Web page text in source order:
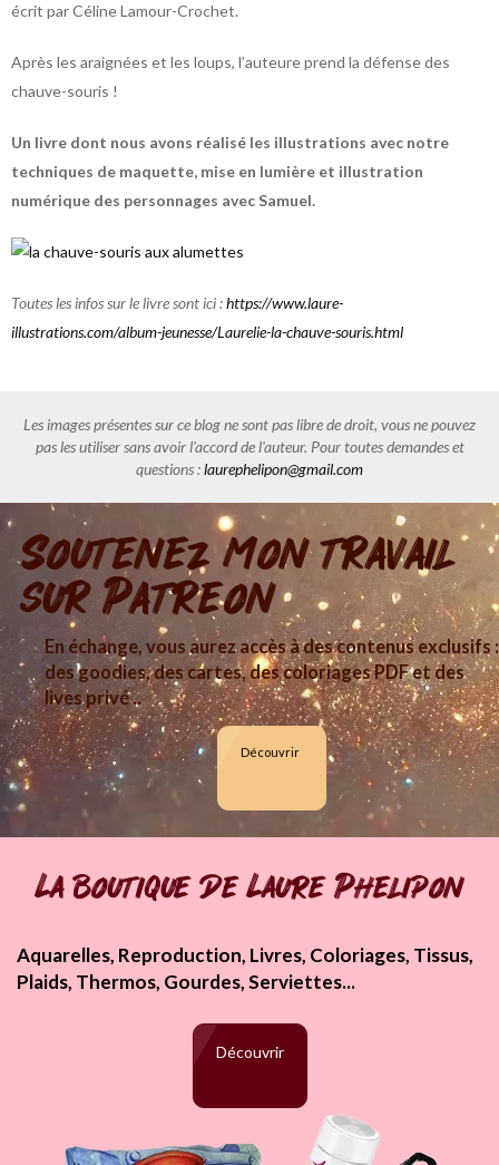
écrit par Céline Lamour-Crochet.
Après les araignées et les loups, l’auteure prend la défense des
chauve-souris !
Un livre dont nous avons réalisé les illustrations avec notre
techniques de maquette, mise en lumière et illustration
numérique des personnages avec Samuel.
Toutes les infos sur le livre sont ici :https://www.laure-
illustrations.com/album-jeunesse/Laurelie-la-chauve-souris.html
Les images présentes sur ce blog ne sont pas libre de droit, vous ne pouvez
pas les utiliser sans avoir l'accord de l'auteur. Pour toutes demandes et
questions :laurephelipon@gmail.com
Soutenez mon travail
sur Patreon
En échange, vous aurez accès à des contenus exclusifs :
des goodies, des cartes, des coloriages PDF et des
lives privé ..
Découvrir
La boutique de Laure Phelipon
Aquarelles, Reproduction, Livres, Coloriages, Tissus,
Plaids, Thermos, Gourdes, Serviettes...
Découvrir